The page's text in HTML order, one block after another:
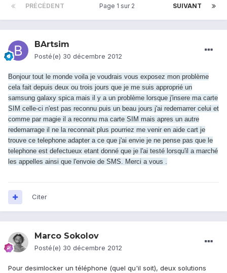
PRÉCÉDENT SUIVANT
Page 1 sur 2
BArtsim
Posté(e) 30 décembre 2012
Bonjour tout le monde voila je voudrais vous exposez mon problème
cela fait depuis deux ou trois jours que je me suis approprié un
samsung galaxy spica mais il y a un problème lorsque j'insere ma carte
SIM celle-ci n'est pas reconnu puis un beau jours j'ai redemarrer celui et
comme par magie il a reconnu ma carte SIM mais apres un autre
redemarrage il ne la reconnait plus pourriez me venir en aide cart je
trouve ce telephone adapter a ce que j'ai envie je ne pense pas que le
telephone est defectueux etant donné que je l'ai testé lorsqu'il a marché
les appelles ainsi que l'envoie de SMS. Merci a vous .
Citer
Marco Sokolov
Posté(e) 30 décembre 2012
Pour desimlocker un téléphone (quel qu'il soit), deux solutions